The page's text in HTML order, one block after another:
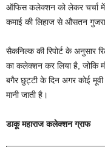
ऑफिस कलेक्शन को लेकर चर्चा में
कमाई की लिहाज से औसतन
सैकनिल्क की रिपोर्ट के अनुसार
का कलेक्शन कर लिया है, जोकि
बगैर छुट्टी के दिन अगर कोई
मानी जाती है।
डाकू महाराज कलेक्शन ग्राफ